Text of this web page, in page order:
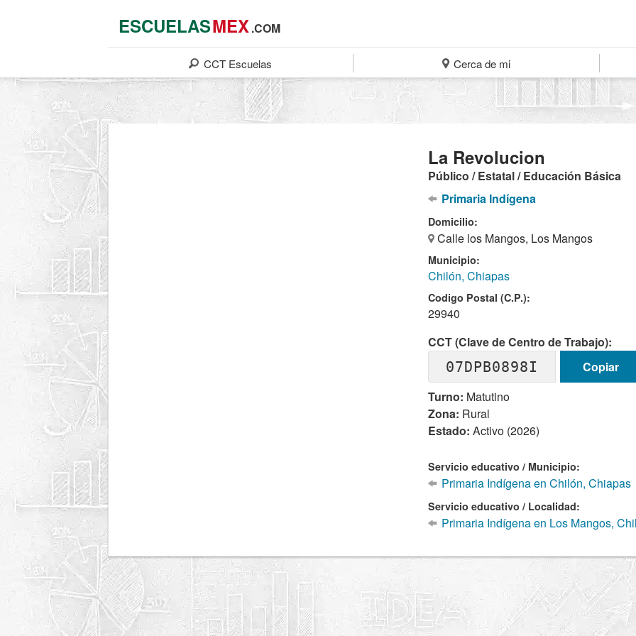
ESCUELASMEX.COM
CCT Escuelas Cerca de mi
La Revolucion
Público / Estatal / Educación Básica
Primaria Indígena
Domicilio:
Calle los Mangos, Los Mangos
Municipio:
Chilón, Chiapas
Codigo Postal (C.P.):
29940
CCT (Clave de Centro de Trabajo):
07DPB0898I
Copiar
Turno: Matutino
Zona: Rural
Estado: Activo (2026)
Servicio educativo / Municipio:
Primaria Indígena en Chilón, Chiapas
Servicio educativo / Localidad:
Primaria Indígena en Los Mangos,